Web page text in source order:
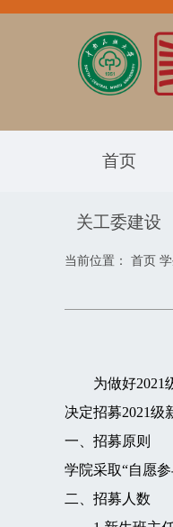
首页
关工委建设
当前位置： 首页
为做好2021级
决定招募2021级
一、招募原则
学院采取“自愿
二、招募人数